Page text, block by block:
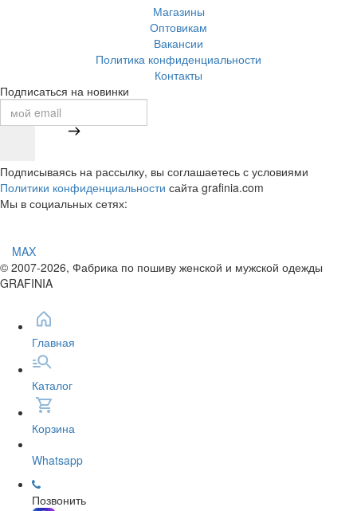
Магазины
Оптовикам
Вакансии
Политика конфиденциальности
Контакты
Подписаться на новинки
Подписываясь на рассылку, вы соглашаетесь с условиями
Политики конфиденциальности сайта grafinia.com
Мы в социальных сетях:
MAX
© 2007-2026, Фабрика по пошиву женской и мужской одежды
GRAFINIA
Главная
Каталог
Корзина
Whatsapp
Позвонить